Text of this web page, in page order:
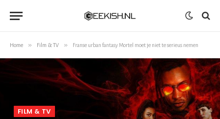
Home » Film & TV » Franse urban fantasy Mortel moet je niet te serieus nemen
FILM & TV